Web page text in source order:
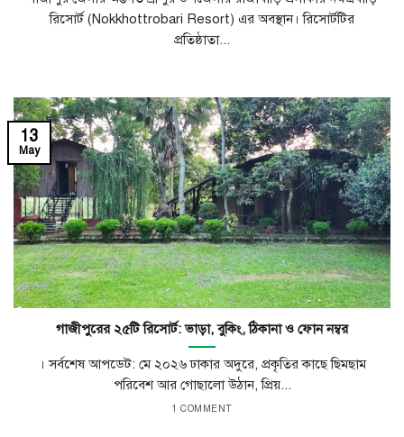
রিসোর্ট (Nokkhottrobari Resort) এর অবস্থান। রিসোর্টটির
প্রতিষ্ঠাতা...
গাজীপুরের ২৫টি রিসোর্ট: ভাড়া, বুকিং, ঠিকানা ও ফোন নম্বর
। সর্বশেষ আপডেট: মে ২০২৬ ঢাকার অদুরে, প্রকৃতির কাছে ছিমছাম
পরিবেশ আর গোছালো উঠান, প্রিয়...
1 COMMENT
13
May